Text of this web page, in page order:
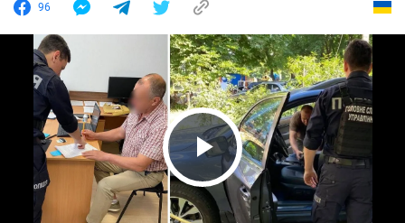
96
Play Video